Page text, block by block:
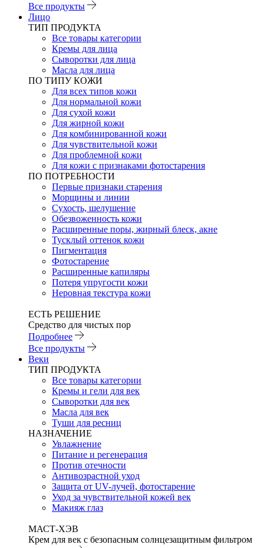
Все продукты
Лицо
ТИП ПРОДУКТА
Все товары категории
Кремы для лица
Сыворотки для лица
Масла для лица
ПО ТИПУ КОЖИ
Для всех типов кожи
Для нормальной кожи
Для сухой кожи
Для жирной кожи
Для комбинированной кожи
Для чувствительной кожи
Для проблемной кожи
Для кожи с признаками фотостарения
ПО ПОТРЕБНОСТИ
Первые признаки старения
Морщины и линии
Сухость, шелушение
Обезвоженность кожи
Расширенные поры, жирный блеск, акне
Тусклый оттенок кожи
Пигментация
Фотостарение
Расширенные капиляры
Потеря упругости кожи
Неровная текстура кожи
ЕСТЬ РЕШЕНИЕ
Средство для чистых пор
Подробнее
Все продукты
Веки
ТИП ПРОДУКТА
Все товары категории
Кремы и гели для век
Сыворотки для век
Масла для век
Туши для ресниц
НАЗНАЧЕНИЕ
Увлажнение
Питание и регенерация
Против отечности
Антивозрастной уход
Защита от UV-лучей, фотостарение
Уход за чувствительной кожей век
Макияж глаз
МАСТ-ХЭВ
Крем для век с безопасным солнцезащитным фильтром